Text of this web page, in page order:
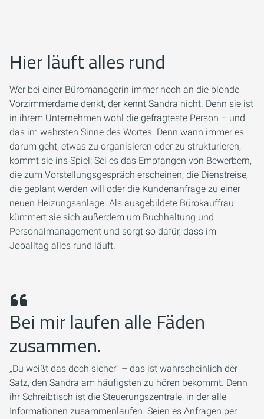
Hier läuft alles rund
Wer bei einer Büromanagerin immer noch an die blonde
Vorzimmerdame denkt, der kennt Sandra nicht. Denn sie ist
in ihrem Unternehmen wohl die gefragteste Person – und
das im wahrsten Sinne des Wortes. Denn wann immer es
darum geht, etwas zu organisieren oder zu strukturieren,
kommt sie ins Spiel: Sei es das Empfangen von Bewerbern,
die zum Vorstellungsgespräch erscheinen, die Dienstreise,
die geplant werden will oder die Kundenanfrage zu einer
neuen Heizungsanlage. Als ausgebildete Bürokauffrau
kümmert sie sich außerdem um Buchhaltung und
Personalmanagement und sorgt so dafür, dass im
Joballtag alles rund läuft.
Bei mir laufen alle Fäden
zusammen.
„Du weißt das doch sicher“ – das ist wahrscheinlich der
Satz, den Sandra am häufigsten zu hören bekommt. Denn
ihr Schreibtisch ist die Steuerungszentrale, in der alle
Informationen zusammenlaufen. Seien es Anfragen per